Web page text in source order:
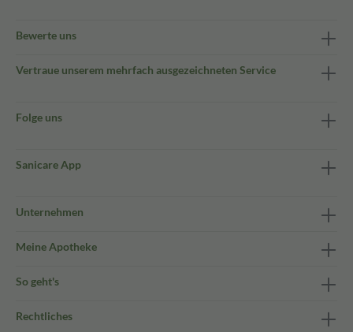
Bewerte uns
Vertraue unserem mehrfach ausgezeichneten Service
Folge uns
Sanicare App
Unternehmen
Meine Apotheke
So geht's
Rechtliches